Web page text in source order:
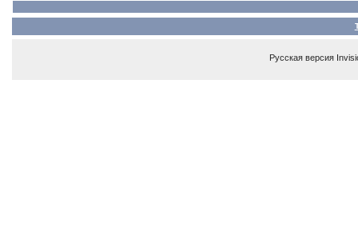
Русская версия